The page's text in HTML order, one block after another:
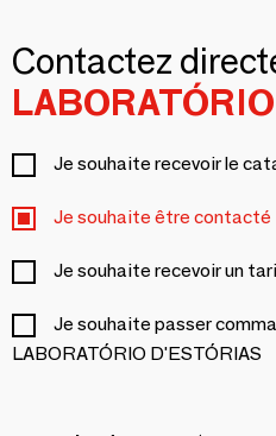
Contactez
Je souhaite recevoir le
Je souhaite être contacté
Je souhaite recevoir un
Je souhaite passer
LABORATÓRIO D'ESTÓRIAS